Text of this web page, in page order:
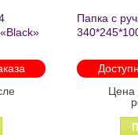
Папка с
молнии
Цена